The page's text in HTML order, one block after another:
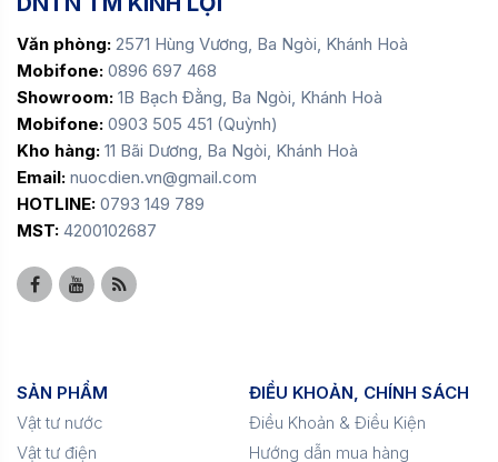
Văn phòng: 2571 Hùng Vương, Ba Ngòi, Khánh Hoà
Mobifone: 0896 697 468
Showroom: 1B Bạch Đằng, Ba Ngòi, Khánh Hoà
Mobifone: 0903 505 451 (Quỳnh)
Kho hàng: 11 Bãi Dương, Ba Ngòi, Khánh Hoà
Email: nuocdien.vn@gmail.com
HOTLINE: 0793 149 789
MST: 4200102687
SẢN PHẨM
Vật tư nước
Vật tư điện
ĐIỀU KHOẢN, CHÍNH SÁCH
Điều Khoản & Điều Kiện
Hướng dẫn mua hàng